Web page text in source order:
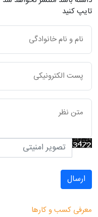
تایپ کنید
ارسال
معرفی کسب و کارها